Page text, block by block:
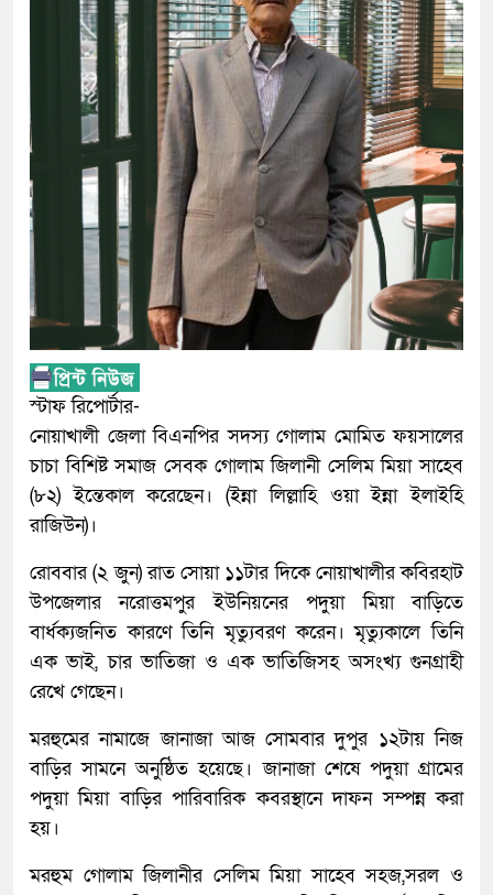
স্টাফ রিপোর্টার-
নোয়াখালী জেলা বিএনপির সদস্য গোলাম মোমিত ফয়সালের
চাচা বিশিষ্ট সমাজ সেবক গোলাম জিলানী সেলিম মিয়া সাহেব
(৮২) ইন্তেকাল করেছেন। (ইন্না লিল্লাহি ওয়া ইন্না ইলাইহি
রাজিউন)।
রোববার (২ জুন) রাত সোয়া ১১টার দিকে নোয়াখালীর কবিরহাট
উপজেলার নরোত্তমপুর ইউনিয়নের পদুয়া মিয়া বাড়িতে
বার্ধক্যজনিত কারণে তিনি মৃত্যুবরণ করেন। মৃত্যুকালে তিনি
এক ভাই, চার ভাতিজা ও এক ভাতিজিসহ অসংখ্য গুনগ্রাহী
রেখে গেছেন।
মরহুমের নামাজে জানাজা আজ সোমবার দুপুর ১২টায় নিজ
বাড়ির সামনে অনুষ্ঠিত হয়েছে। জানাজা শেষে পদুয়া গ্রামের
পদুয়া মিয়া বাড়ির পারিবারিক কবরস্থানে দাফন সম্পন্ন করা
হয়।
মরহুম গোলাম জিলানীর সেলিম মিয়া সাহেব সহজ,সরল ও